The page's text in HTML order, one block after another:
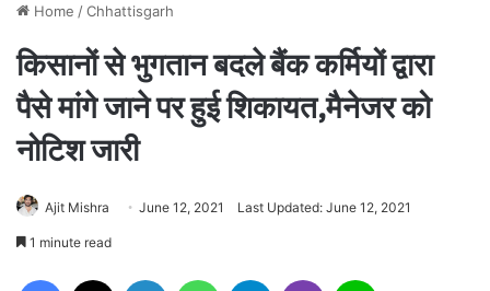
Home /Chhattisgarh
किसानों से भुगतान बदले बैंक कर्मियों द्वारा
पैसे मांगे जाने पर हुई शिकायत,मैनेजर को
नोटिश जारी
Ajit Mishra June 12, 2021 Last Updated: June 12, 2021
1 minute read
Facebook LinkedIn WhatsAppTelegram Viber